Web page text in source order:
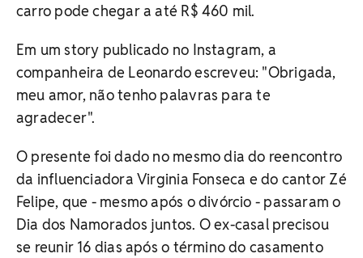
carro pode chegar a até R$ 460 mil.
Em um story publicado no Instagram, a
companheira de Leonardo escreveu: "Obrigada,
meu amor, não tenho palavras para te
agradecer".
O presente foi dado no mesmo dia do reencontro
da influenciadora Virginia Fonseca e do cantor Zé
Felipe, que - mesmo após o divórcio - passaram o
Dia dos Namorados juntos. O ex-casal precisou
se reunir 16 dias após o término do casamento